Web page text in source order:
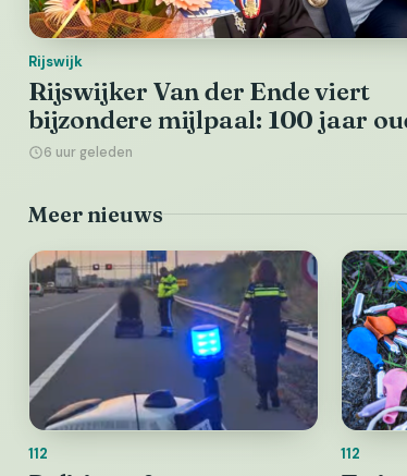
Rijswijk
Rijswijker Van der Ende viert
bijzondere mijlpaal: 100 jaar
6 uur geleden
Meer nieuws
112 112